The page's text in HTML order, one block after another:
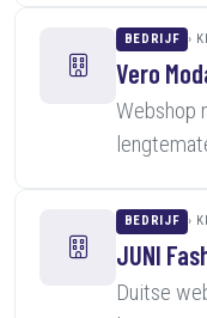
BEDRIJF
Vero
Webshop
BEDRIJF
JUNI
Duitse